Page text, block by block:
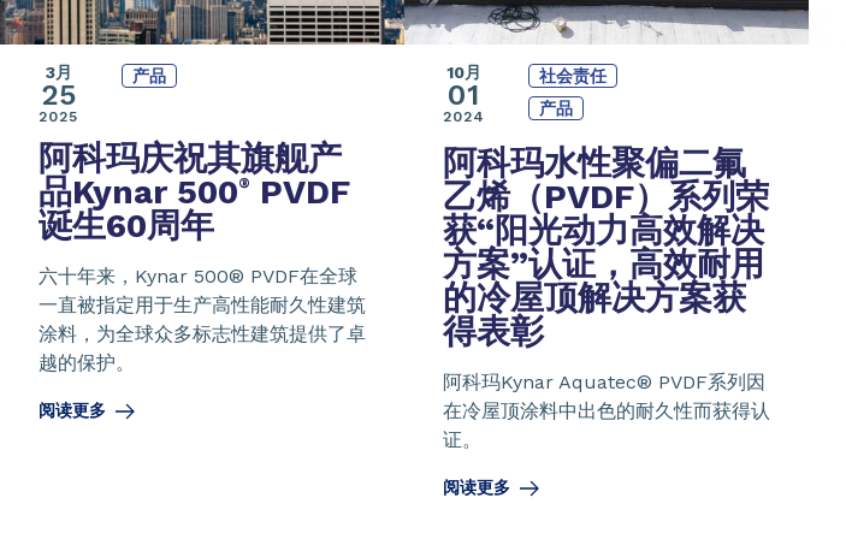
3月
25
2025
产品
阿科玛庆祝其旗舰产
品Kynar 500®
PVDF
诞生60周年
六十年来，Kynar 500® PVDF在全球
一直被指定用于生产高性能耐久性建筑
涂料，为全球众多标志性建筑提供了卓
越的保护。
阅读更多
10月
01
2024
社会责任
产品
阿科玛水性聚偏二氟
乙烯（PVDF）系列荣
获“阳光动力高效解决
方案”认证，高效耐用
的冷屋顶解决方案获
得表彰
阿科玛Kynar Aquatec® PVDF系列因
在冷屋顶涂料中出色的耐久性而获得认
证。
阅读更多